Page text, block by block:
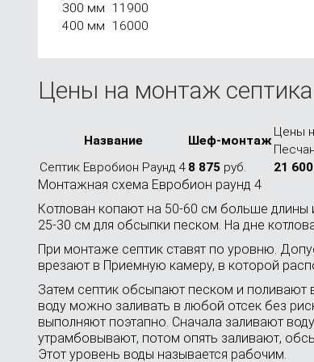
300 мм
11900
400 мм
16000
Цены на монтаж
Назва­ние Шеф-мон­таж
Цены
Септик Евробион Раунд 4 8 875 руб. 21 600
Монтажная схема Евробион раунд 4
Котлован копают на 50-60 см больше
25-30 см для обсыпки песком. На дне
При монтаже септик ставят по уровню.
врезают в Приемную камеру, в которой
Затем септик обсыпают песком и
воду можно заливать в любой отсек без
выполняют поэтапно. Сначала заливают
утрамбовывают, потом опять заливают,
Этот уровень воды называется рабочим.